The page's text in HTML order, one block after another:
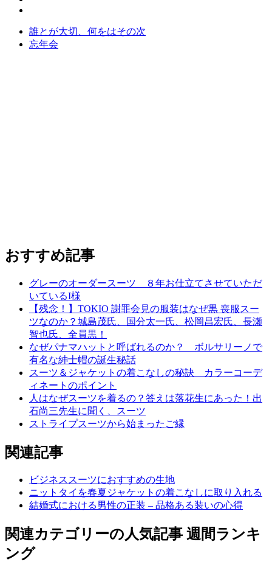
誰とが大切、何をはその次
忘年会
おすすめ記事
グレーのオーダースーツ ８年お仕立てさせていただ
いているI様
【残念！】TOKIO 謝罪会見の服装はなぜ黒 喪服スー
ツなのか？城島茂氏、国分太一氏、松岡昌宏氏、長瀬
智也氏、全員黒！
なぜパナマハットと呼ばれるのか？ ボルサリーノで
有名な紳士帽の誕生秘話
スーツ＆ジャケットの着こなしの秘訣 カラーコーデ
ィネートのポイント
人はなぜスーツを着るの？答えは落花生にあった！出
石尚三先生に聞く、スーツ
ストライプスーツから始まったご縁
関連記事
ビジネススーツにおすすめの生地
ニットタイを春夏ジャケットの着こなしに取り入れる
結婚式における男性の正装 – 品格ある装いの心得
関連カテゴリーの人気記事 週間ランキ
ング